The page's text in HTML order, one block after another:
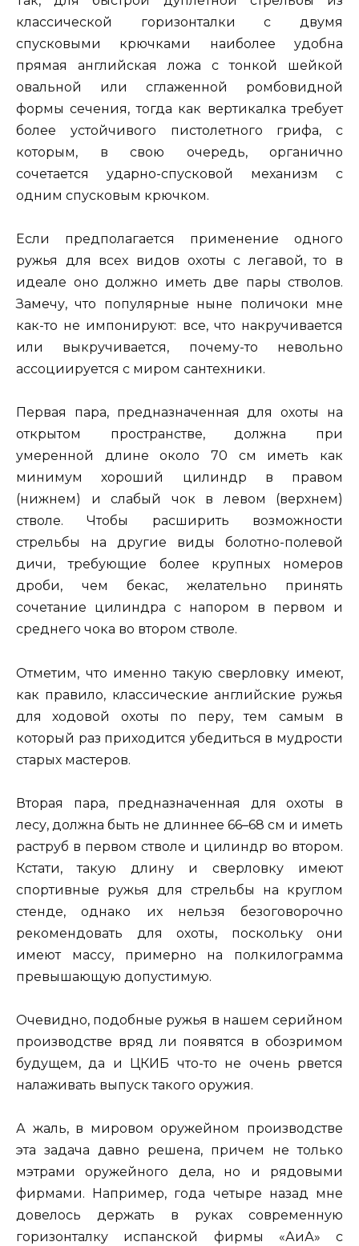
классической горизонталки с двумя
спусковыми крючками наиболее удобна
прямая английская ложа с тонкой шейкой
овальной или сглаженной ромбовидной
формы сечения, тогда как вертикалка требует
более устойчивого пистолетного грифа, с
которым, в свою очередь, органично
сочетается ударно-спусковой механизм с
одним спусковым крючком.
Если предполагается применение одного
ружья для всех видов охоты с легавой, то в
идеале оно должно иметь две пары стволов.
Замечу, что популярные ныне поличоки мне
как-то не импонируют: все, что накручивается
или выкручивается, почему-то невольно
ассоциируется с миром сантехники.
Первая пара, предназначенная для охоты на
открытом пространстве, должна при
умеренной длине около 70 см иметь как
минимум хороший цилиндр в правом
(нижнем) и слабый чок в левом (верхнем)
стволе. Чтобы расширить возможности
стрельбы на другие виды болотно-полевой
дичи, требующие более крупных номеров
дроби, чем бекас, желательно принять
сочетание цилиндра с напором в первом и
среднего чока во втором стволе.
Отметим, что именно такую сверловку имеют,
как правило, классические английские ружья
для ходовой охоты по перу, тем самым в
который раз приходится убедиться в мудрости
старых мастеров.
Вторая пара, предназначенная для охоты в
лесу, должна быть не длиннее 66–68 см и иметь
раструб в первом стволе и цилиндр во втором.
Кстати, такую длину и сверловку имеют
спортивные ружья для стрельбы на круглом
стенде, однако их нельзя безоговорочно
рекомендовать для охоты, поскольку они
имеют массу, примерно на полкилограмма
превышающую допустимую.
Очевидно, подобные ружья в нашем серийном
производстве вряд ли появятся в обозримом
будущем, да и ЦКИБ что-то не очень рвется
налаживать выпуск такого оружия.
А жаль, в мировом оружейном производстве
эта задача давно решена, причем не только
мэтрами оружейного дела, но и рядовыми
фирмами. Например, года четыре назад мне
довелось держать в руках современную
горизонталку испанской фирмы «АиА» с